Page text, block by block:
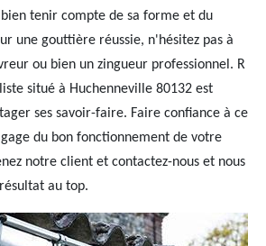
tenir compte de sa forme et du
une gouttière réussie, n'hésitez pas à
ou bien un zingueur professionnel. R
situé à Huchenneville 80132 est
ses savoir-faire. Faire confiance à ce
du bon fonctionnement de votre
notre client et contactez-nous et nous
au top.